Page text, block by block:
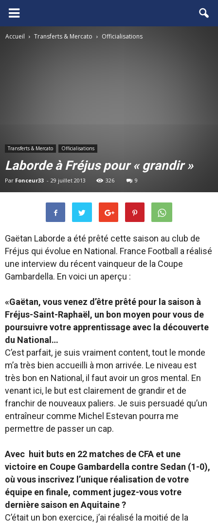
FCGB.net
Accueil Transferts & Mercato Officialisations
Transferts & Mercato Officialisations
Laborde à Fréjus pour « grandir »
Par Fonceur33 - 29 juillet 2013 326 9
Gaëtan Laborde a été prêté cette saison au club de
Fréjus qui évolue en National. France Football a réalisé
une interview du récent vainqueur de la Coupe
Gambardella. En voici un aperçu :
«Gaëtan, vous venez d’être prêté pour la saison à
Fréjus-Saint-Raphaël, un bon moyen pour vous de
poursuivre votre apprentissage avec la découverte
du National…
C’est parfait, je suis vraiment content, tout le monde
m’a très bien accueilli à mon arrivée. Le niveau est
très bon en National, il faut avoir un gros mental. En
venant ici, le but est clairement de grandir et de
franchir de nouveaux paliers. Je suis persuadé qu’un
entraîneur comme Michel Estevan pourra me
permettre de passer un cap.
Avec huit buts en 22 matches de CFA et une
victoire en Coupe Gambardella contre Sedan (1-0),
où vous inscrivez l’unique réalisation de votre
équipe en finale, comment jugez-vous votre
dernière saison en Aquitaine ?
C’était un bon exercice, j’ai réalisé la moitié de la